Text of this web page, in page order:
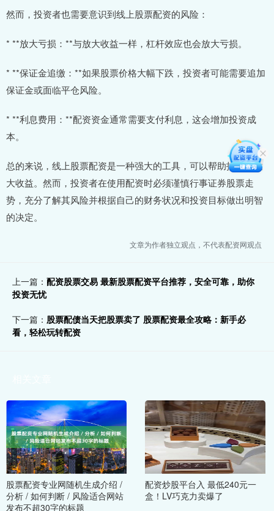
然而，投资者也需要意识到线上股票配资的风险：
* **放大亏损：**与放大收益一样，杠杆效应也会放大亏损。
* **保证金追缴：**如果股票价格大幅下跌，投资者可能需要追加
保证金或面临平仓风险。
* **利息费用：**配资资金通常需要支付利息，这会增加投资成
本。
总的来说，线上股票配资是一种强大的工具，可以帮助投资者放
大收益。然而，投资者在使用配资时必须谨慎行事证券股票走
势，充分了解其风险并根据自己的财务状况和投资目标做出明智
的决定。
文章为作者独立观点，不代表配资网观点
上一篇： 配资股票交易 最新股票配资平台推荐，安全可靠，助你
投资无忧
下一篇： 股票配债当天把股票卖了 股票配资最全攻略：新手必
看，轻松玩转配资
股票配资专业网随机生成介绍 /
分析 / 如何判断 / 风险适合网站
发布不超30字的标题
配资炒股平台入 最低240元一
盒！LV巧克力卖爆了